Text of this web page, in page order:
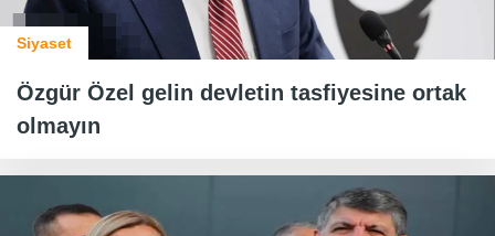
Siyaset
Özgür Özel gelin devletin tasfiyesine ortak
olmayın